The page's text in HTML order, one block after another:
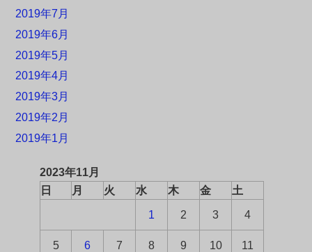
2019年7月
2019年6月
2019年5月
2019年4月
2019年3月
2019年2月
2019年1月
2023年11月
日
月 火 水 木 金 土
1 2 3 4
5 6 7 8 9 10 11